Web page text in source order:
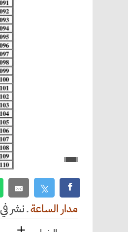
مدار الساعةـنشر في 2024/10/31 الساعة 18:40